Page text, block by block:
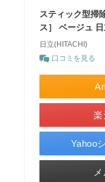
スティック型掃
ス］ ベージュ
日立(HITACHI)
口コミを見る
楽
Yahoo